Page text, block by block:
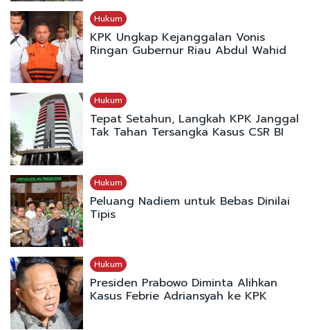
Hukum
KPK Ungkap Kejanggalan Vonis
Ringan Gubernur Riau Abdul Wahid
Hukum
Tepat Setahun, Langkah KPK Janggal
Tak Tahan Tersangka Kasus CSR BI
Hukum
Peluang Nadiem untuk Bebas Dinilai
Tipis
Hukum
Presiden Prabowo Diminta Alihkan
Kasus Febrie Adriansyah ke KPK